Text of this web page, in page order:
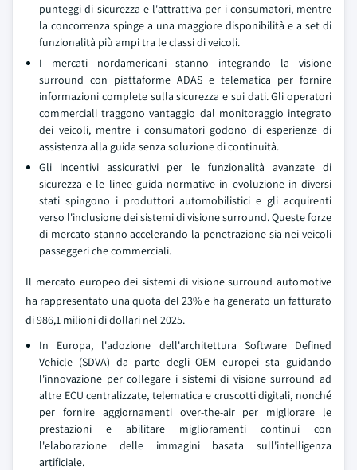
punteggi di sicurezza e l'attrattiva per i consumatori, mentre
la concorrenza spinge a una maggiore disponibilità e a set di
funzionalità più ampi tra le classi di veicoli.
I mercati nordamericani stanno integrando la visione
surround con piattaforme ADAS e telematica per fornire
informazioni complete sulla sicurezza e sui dati. Gli operatori
commerciali traggono vantaggio dal monitoraggio integrato
dei veicoli, mentre i consumatori godono di esperienze di
assistenza alla guida senza soluzione di continuità.
Gli incentivi assicurativi per le funzionalità avanzate di
sicurezza e le linee guida normative in evoluzione in diversi
stati spingono i produttori automobilistici e gli acquirenti
verso l'inclusione dei sistemi di visione surround. Queste forze
di mercato stanno accelerando la penetrazione sia nei veicoli
passeggeri che commerciali.
Il mercato europeo dei sistemi di visione surround automotive
ha rappresentato una quota del 23% e ha generato un fatturato
di 986,1 milioni di dollari nel 2025.
In Europa, l'adozione dell'architettura Software Defined
Vehicle (SDVA) da parte degli OEM europei sta guidando
l'innovazione per collegare i sistemi di visione surround ad
altre ECU centralizzate, telematica e cruscotti digitali, nonché
per fornire aggiornamenti over-the-air per migliorare le
prestazioni e abilitare miglioramenti continui con
l'elaborazione delle immagini basata sull'intelligenza
artificiale.